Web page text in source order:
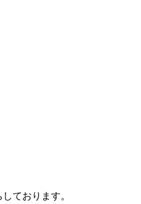
ております。